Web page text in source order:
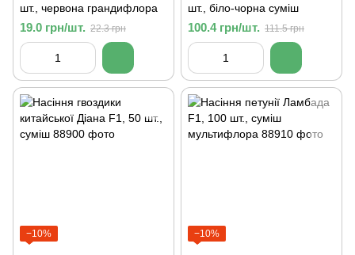
шт., червона грандифлора
19.0 грн/шт. 22.3 грн
шт., біло-чорна суміш
100.4 грн/шт. 111.5 грн
−10% −10%